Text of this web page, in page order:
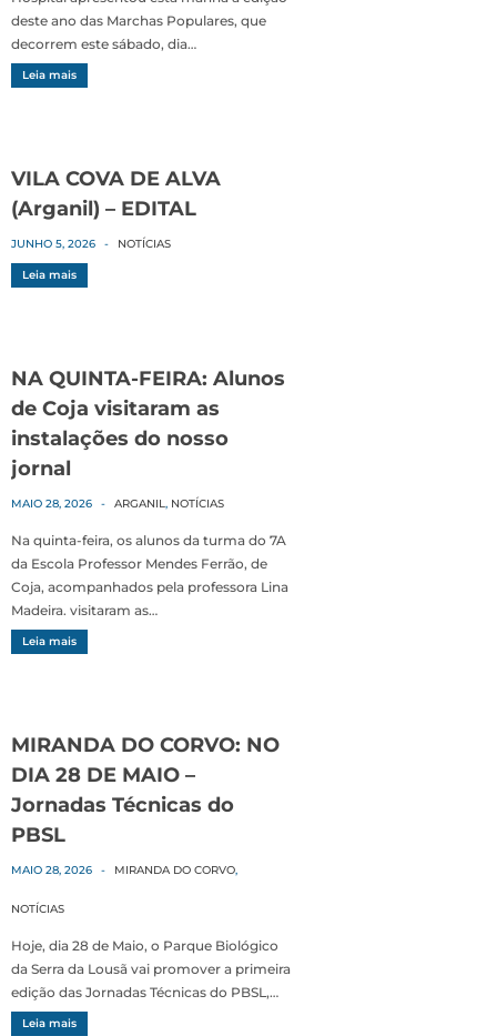
deste ano das Marchas Populares, que
decorrem este sábado, dia…
Leia mais
VILA COVA DE ALVA
(Arganil) – EDITAL
JUNHO 5, 2026 - NOTÍCIAS
Leia mais
NA QUINTA-FEIRA: Alunos
de Coja visitaram as
instalações do nosso
jornal
MAIO 28, 2026 - ARGANIL, NOTÍCIAS
Na quinta-feira, os alunos da turma do 7A
da Escola Professor Mendes Ferrão, de
Coja, acompanhados pela professora Lina
Madeira. visitaram as…
Leia mais
MIRANDA DO CORVO: NO
DIA 28 DE MAIO –
Jornadas Técnicas do
PBSL
MAIO 28, 2026 - MIRANDA DO CORVO,
NOTÍCIAS
Hoje, dia 28 de Maio, o Parque Biológico
da Serra da Lousã vai promover a primeira
edição das Jornadas Técnicas do PBSL,…
Leia mais